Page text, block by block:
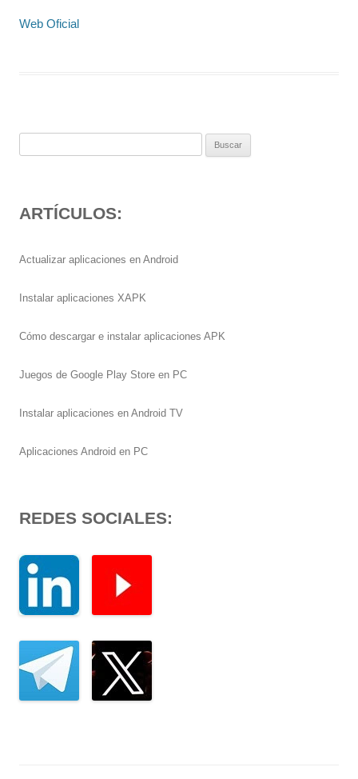
Web Oficial
ARTÍCULOS:
Actualizar aplicaciones en Android
Instalar aplicaciones XAPK
Cómo descargar e instalar aplicaciones APK
Juegos de Google Play Store en PC
Instalar aplicaciones en Android TV
Aplicaciones Android en PC
REDES SOCIALES: